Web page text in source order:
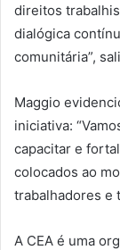
direitos
dialógica
comunitária”,
Maggio
iniciativa:
capacitar e
colocados ao
trabalhadores e
A CEA é uma